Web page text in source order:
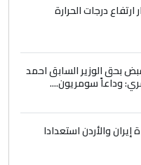
اي انسان مهما
احداث المنطقه
مكة للدفاع
ومفتوحة لانضمام
5
طبية متزوج و
ارتفاع درجات الحرارة
بحق الوزير السابق احمد
وداعاً سومريون....
والأردن استعدادا